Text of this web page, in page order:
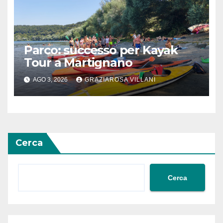
Parco: successo per Kayak
Tour a Martignano
AGO 3, 2026 GRAZIAROSA VILLANI
Cerca
Cerca